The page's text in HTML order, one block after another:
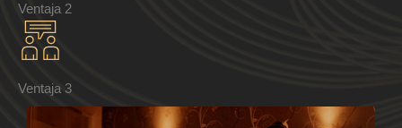
Ventaja 2
Ventaja 3